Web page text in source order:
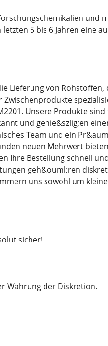
und
5 bis 6 Jahren eine
Lieferung von
Unsere Produkte
und genie&szlig;en
Team und ein
neuen Mehrwert
Ihre Bestellung schnell
geh&ouml;ren
uns sowohl um
sicher!
Wahrung der Diskretion.